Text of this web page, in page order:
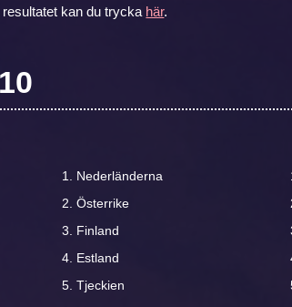
kan du trycka här.
Nederländerna
Österrike
Finland
Estland
Tjeckien